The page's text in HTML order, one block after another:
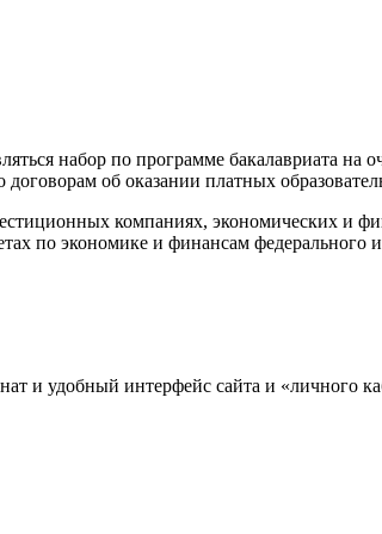
набор по программе бакалавриата на
об оказании платных
компаниях, экономических и
по экономике и финансам федерального
и удобный интерфейс сайта и «личного